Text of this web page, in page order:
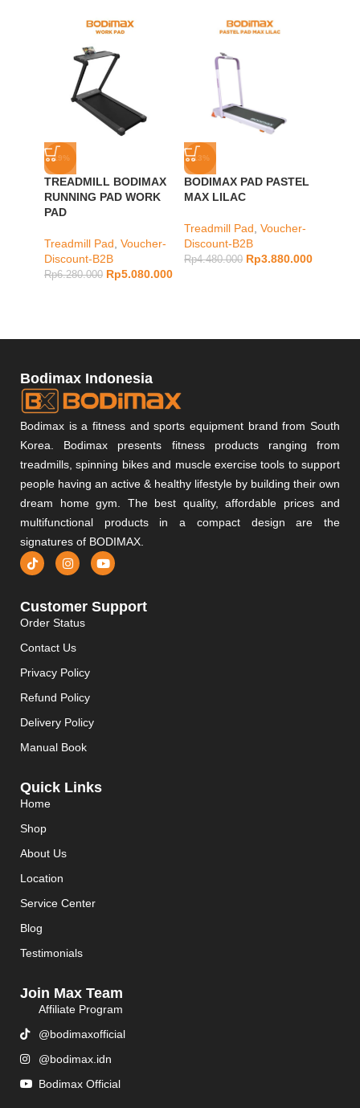
-19%
TREADMILL BODIMAX
RUNNING PAD WORK
PAD
Treadmill Pad Voucher-
Discount-B2B
Rp6.280.000 Rp5.080.000
-13%
BODIMAX PAD PASTEL
MAX LILAC
Treadmill Pad Voucher-
Discount-B2B
Rp4.480.000 Rp3.880.000
Bodimax Indonesia
Bodimax is a fitness and sports equipment brand from South
Korea. Bodimax presents fitness products ranging from
treadmills, spinning bikes and muscle exercise tools to support
people having an active & healthy lifestyle by building their own
dream home gym. The best quality, affordable prices and
multifunctional products in a compact design are the
signatures of BODIMAX.
Customer Support
Order Status
Contact Us
Privacy Policy
Refund Policy
Delivery Policy
Manual Book
Quick Links
Home
Shop
About Us
Location
Service Center
Blog
Testimonials
Join Max Team
Affiliate Program
@bodimaxofficial
@bodimax.idn
Bodimax Official